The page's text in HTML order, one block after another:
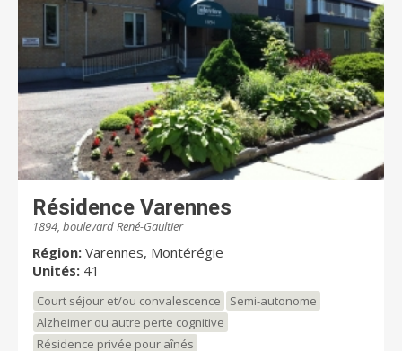
Résidence Varennes
1894, boulevard René-Gaultier
Région: Varennes, Montérégie
Unités: 41
Court séjour et/ou convalescence
Semi-autonome
Alzheimer ou autre perte cognitive
Résidence privée pour aînés